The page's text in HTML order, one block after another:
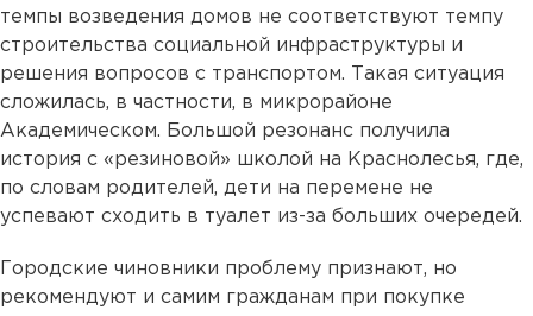
темпы возведения домов не соответствуют темпу
строительства социальной инфраструктуры и
решения вопросов с транспортом. Такая ситуация
сложилась, в частности, в микрорайоне
Академическом. Большой резонанс получила
история с «резиновой» школой на Краснолесья, где,
по словам родителей, дети на перемене не
успевают сходить в туалет из-за больших очередей.
Городские чиновники проблему признают, но
рекомендуют и самим гражданам при покупке